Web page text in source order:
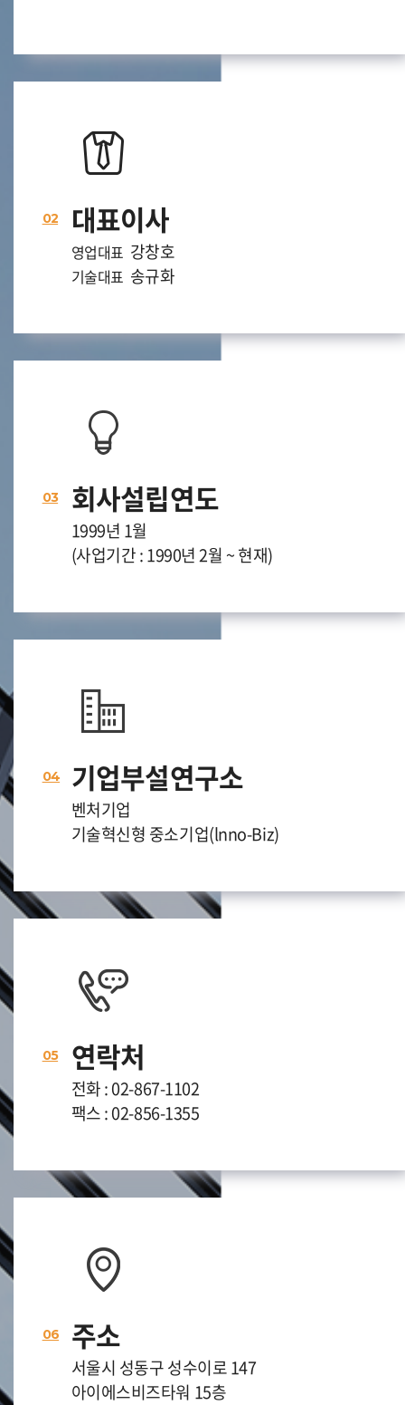
02 대표이사
영업대표 강창호
기술대표 송규화
03 회사설립연도
1999년 1월
(사업기간 : 1990년 2월 ~ 현재)
04 기업부설연구소
벤처기업
기술혁신형 중소기업(lnno-Biz)
05 연락처
전화 : 02-867-1102
팩스 : 02-856-1355
06 주소
서울시 성동구 성수이로 147
아이에스비즈타워 15층